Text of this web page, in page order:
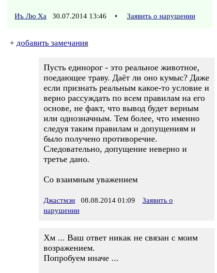
Иъ Лю Ха 30.07.2014 13:46 • Заявить о нарушении
+ добавить замечания
Пусть единорог - это реальное животное,
поедающее траву. Даёт ли оно кумыс? Даже
если признать реальным какое-то условие и
верно рассуждать по всем правилам на его
основе, не факт, что вывод будет верным
или однозначным. Тем более, что именно
следуя таким правилам и допущениям и
было получено противоречие.
Следовательно, допущение неверно и
третье дано.
Со взаимным уважением
Джастмэн 08.08.2014 01:09
Заявить о
нарушении
Хм ... Ваш ответ никак не связан с моим
возражением.
Попробуем иначе ...